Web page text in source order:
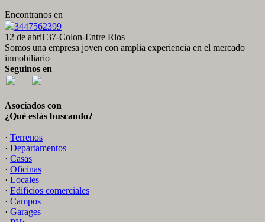
Encontranos en
3447562399
12 de abril 37-Colon-Entre Rios
Somos una empresa joven con amplia experiencia en el mercado
inmobiliario
Seguinos en
Asociados con
¿Qué estás buscando?
· Terrenos
· Departamentos
· Casas
· Oficinas
· Locales
· Edificios comerciales
· Campos
· Garages